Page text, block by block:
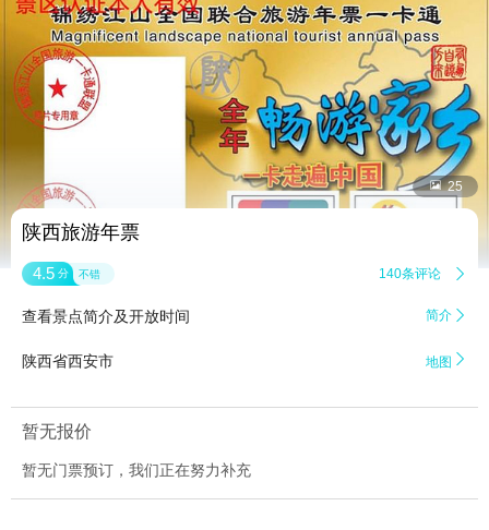
 25
陕西旅游年票
4.5 分 不错 140条评论 
查看景点简介及开放时间 简介 
陕西省西安市 地图 
暂无报价
暂无门票预订，我们正在努力补充